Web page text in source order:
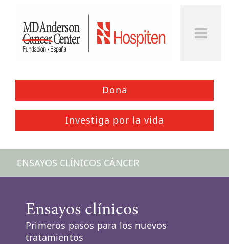
Dona
Investiga por la vida
ENSAYOS CLÍNICOS CÁNCER
Ensayos clínicos
Primeros pasos para los nuevos
tratamientos